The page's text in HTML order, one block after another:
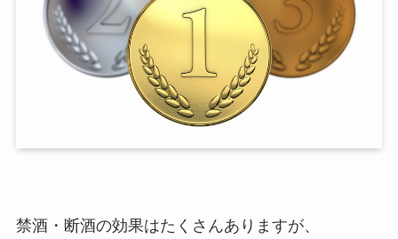
禁酒・断酒の効果はたくさんありますが、